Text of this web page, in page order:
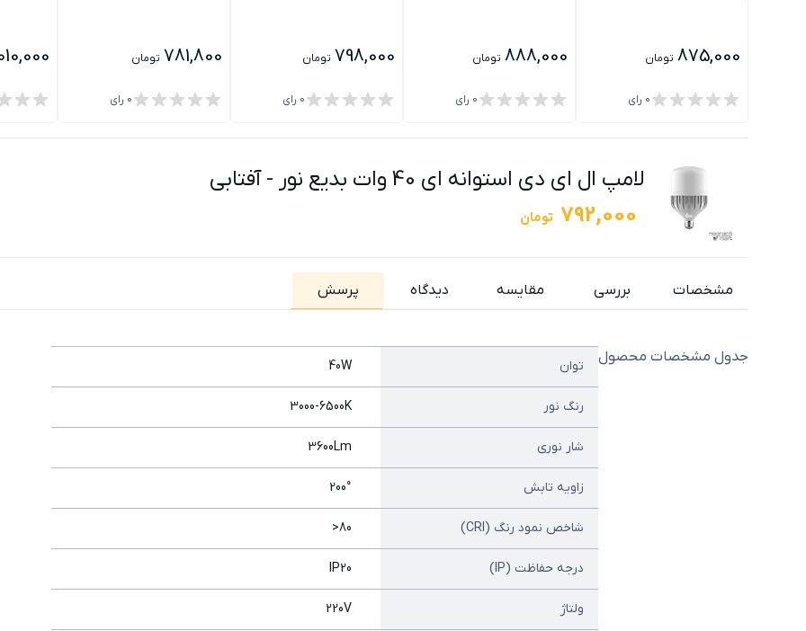
875,000 تومان
0 رای
888,000 تومان
0 رای
798,000 تومان
0 رای
781,800 تومان
0 رای
لامپ ال ای دی استوانه ای 40 وات بدیع نور -آفتابی
792,000 تومان
مشخصات بررسی مقایسه دیدگاه پرسش
جدول مشخصات محصول
توان 40W
رنگ نور 3000-6500K
شار نوری 3600Lm
زاویه تابش 200°
شاخص نمود رنگ (CRI) 80<
درجه حفاظت (IP) IP20
ولتاژ 220V